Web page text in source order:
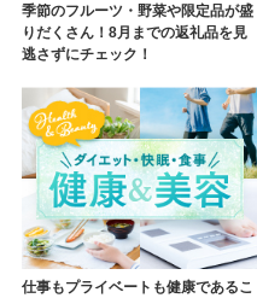
季節のフルーツ・野菜や限定品が盛
りだくさん！8月までの返礼品を見
逃さずにチェック！
仕事もプライベートも健康であるこ